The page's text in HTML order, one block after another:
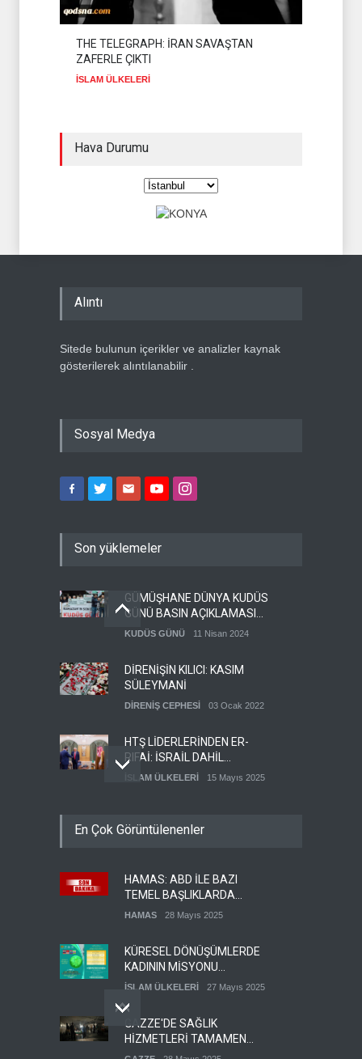
THE TELEGRAPH: İRAN SAVAŞTAN
ZAFERLE ÇIKTI
İSLAM ÜLKELERİ
Hava Durumu
Alıntı
Sitede bulunun içerikler ve analizler kaynak
gösterilerek alıntılanabilir .
Sosyal Medya
Son yüklemeler
GÜMÜŞHANE DÜNYA KUDÜS
GÜNÜ BASIN AÇIKLAMASI
(VİDEO-FOTO)
KUDÜS GÜNÜ 11 Nisan 2024
DİRENİŞİN KILICI: KASIM
SÜLEYMANİ
DİRENİŞ CEPHESİ 03 Ocak 2022
HTŞ LİDERLERİNDEN ER-
RIFAİ: İSRAİL DAHİL
HERKESLE BARIŞ
İSLAM ÜLKELERİ 15 Mayıs 2025
TEMSİLCİSİ EBU
İŞGALCİ İSRAİL ORDUSU
YEDEK ASKERLERİ GÖREVE
ÇAĞIRDI
SİYONİST REJİM 27 Mayıs 2025
En Çok Görüntülenenler
HAMAS: ABD İLE BAZI
TEMEL BAŞLIKLARDA
MUTABAKATA VARDIK
HAMAS 28 Mayıs 2025
KÜRESEL DÖNÜŞÜMLERDE
KADININ MİSYONU
KONFERANSI
İSLAM ÜLKELERİ 27 Mayıs 2025
GAZZE'DE SAĞLIK
HİZMETLERİ TAMAMEN
ÇÖKMEK ÜZERE